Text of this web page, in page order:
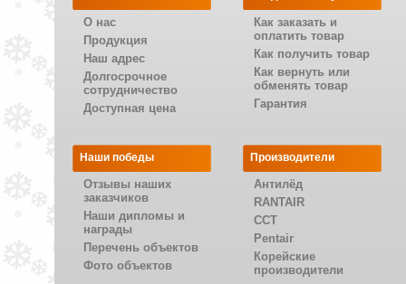
О нас
Продукция
Наш адрес
Долгосрочное
сотрудничество
Доступная цена
Как заказать и
оплатить товар
Как получить товар
Как вернуть или
обменять товар
Гарантия
Наши победы
Отзывы наших
заказчиков
Наши дипломы и
награды
Перечень объектов
Фото объектов
Производители
Антилёд
RANTAIR
CCT
Pentair
Корейские
производители